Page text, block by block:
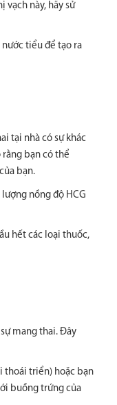
vạch này, hãy sử
tiểu để tạo ra
tại nhà có sự khác
bạn có thể
bạn.
nồng độ HCG
hết các loại thuốc,
mang thai. Đây
thoái triển) hoặc bạn
buồng trứng của